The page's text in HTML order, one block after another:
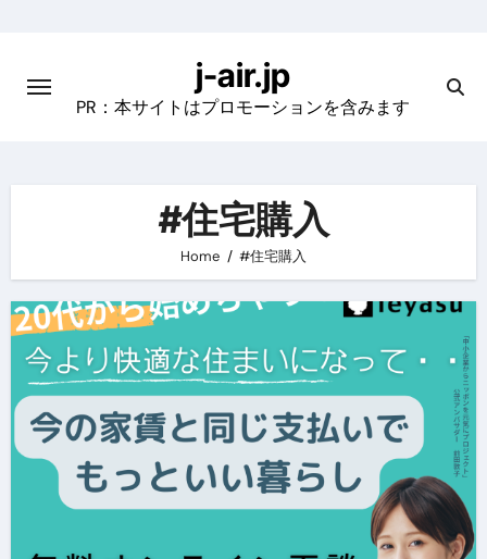
content
j-air.jp
PR：本サイトはプロモーションを含みます
#住宅購入
Home #住宅購入